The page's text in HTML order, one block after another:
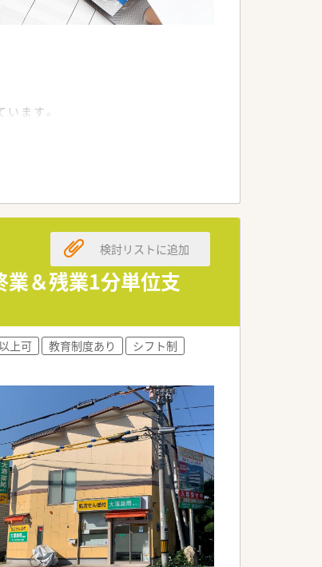
ます。
境です。
。
業＆残業1分単位支
検討リストに追加
上可 教育制度あり
シフト制